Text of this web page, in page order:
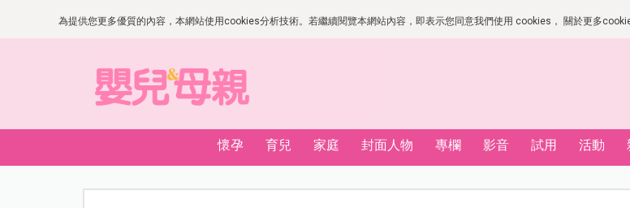
為提供您更多優質的內容，本網站使用cookies分析技術。若繼續閱覽本網站內容，即表示您同意我們使用 cookies， 關於更多
懷孕 育兒 家庭 封面人物 專欄 影音 試用 活動